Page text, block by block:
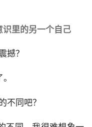
里的另一个自己
撼？
不同吧？